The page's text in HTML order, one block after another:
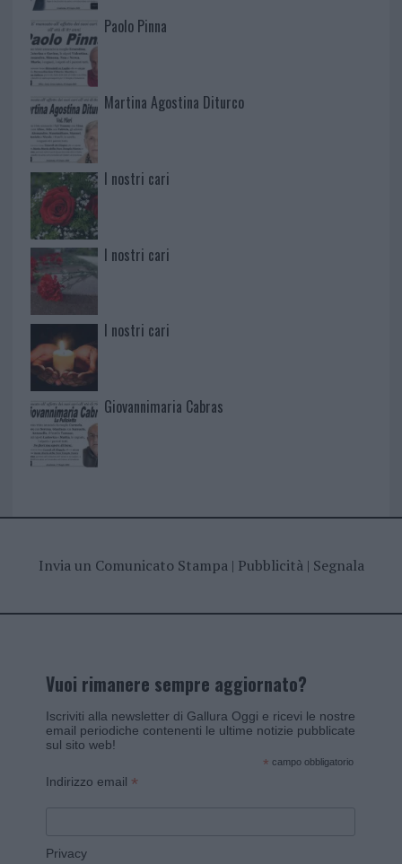
Paolo Pinna
Martina Agostina Diturco
I nostri cari
I nostri cari
I nostri cari
Giovannimaria Cabras
Invia un Comunicato Stampa| Pubblicità| Segnala
Vuoi rimanere sempre aggiornato?
Iscriviti alla newsletter di Gallura Oggi e ricevi le nostre
email periodiche contenenti le ultime notizie pubblicate
sul sito web!
* campo obbligatorio
Indirizzo email *
Privacy